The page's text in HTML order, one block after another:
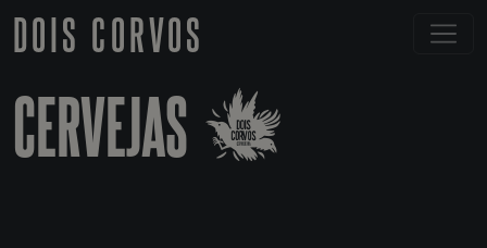
DOIS CORVOS
CERVEJAS